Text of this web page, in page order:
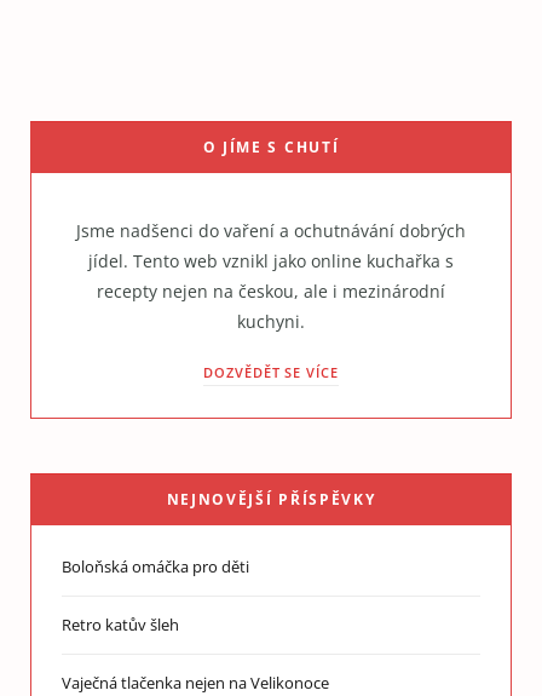
O JÍME S CHUTÍ
Jsme nadšenci do vaření a ochutnávání dobrých
jídel. Tento web vznikl jako online kuchařka s
recepty nejen na českou, ale i mezinárodní
kuchyni.
DOZVĚDĚT SE VÍCE
NEJNOVĚJŠÍ PŘÍSPĚVKY
Boloňská omáčka pro děti
Retro katův šleh
Vaječná tlačenka nejen na Velikonoce